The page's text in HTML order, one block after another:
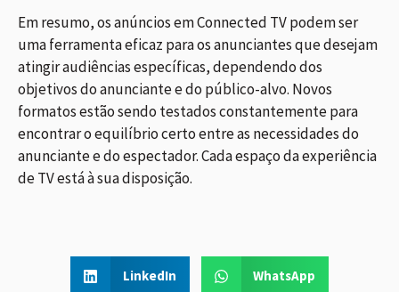
Em resumo, os anúncios em Connected TV podem ser
uma ferramenta eficaz para os anunciantes que desejam
atingir audiências específicas, dependendo dos
objetivos do anunciante e do público-alvo. Novos
formatos estão sendo testados constantemente para
encontrar o equilíbrio certo entre as necessidades do
anunciante e do espectador. Cada espaço da experiência
de TV está à sua disposição.
LinkedIn WhatsApp